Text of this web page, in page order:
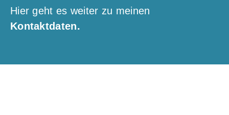
Hier geht es weiter zu meinen
Kontaktdaten.